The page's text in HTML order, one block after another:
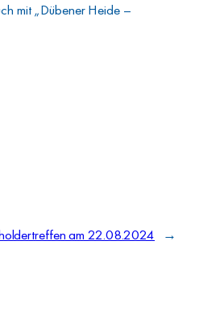
mit „Dübener Heide –
am 22.08.2024 →